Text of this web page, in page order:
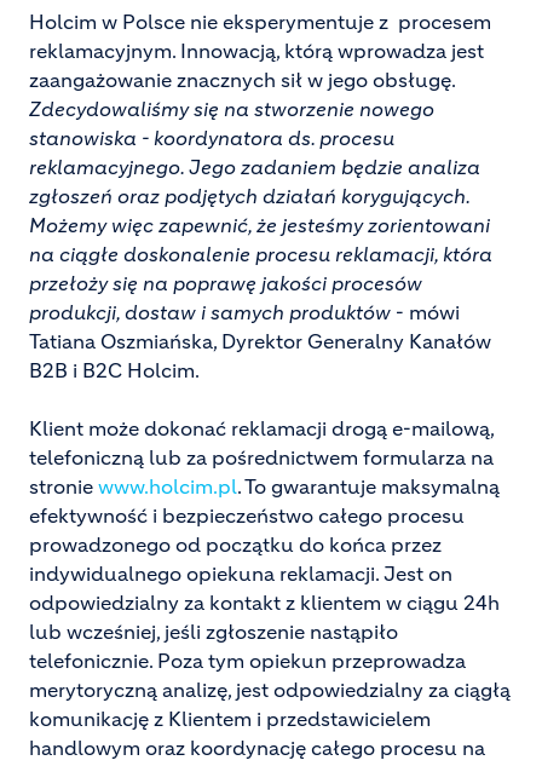
Holcim w Polsce nie eksperymentuje z procesem
reklamacyjnym. Innowacją, którą wprowadza jest
zaangażowanie znacznych sił w jego obsługę.
Zdecydowaliśmy się na stworzenie nowego
stanowiska - koordynatora ds. procesu
reklamacyjnego. Jego zadaniem będzie analiza
zgłoszeń oraz podjętych działań korygujących.
Możemy więc zapewnić, że jesteśmy zorientowani
na ciągłe doskonalenie procesu reklamacji, która
przełoży się na poprawę jakości procesów
produkcji, dostaw i samych produktów - mówi
Tatiana Oszmiańska, Dyrektor Generalny Kanałów
B2B i B2C Holcim.
Klient może dokonać reklamacji drogą e-mailową,
telefoniczną lub za pośrednictwem formularza na
stronie www.holcim.pl. To gwarantuje maksymalną
efektywność i bezpieczeństwo całego procesu
prowadzonego od początku do końca przez
indywidualnego opiekuna reklamacji. Jest on
odpowiedzialny za kontakt z klientem w ciągu 24h
lub wcześniej, jeśli zgłoszenie nastąpiło
telefonicznie. Poza tym opiekun przeprowadza
merytoryczną analizę, jest odpowiedzialny za ciągłą
komunikację z Klientem i przedstawicielem
handlowym oraz koordynację całego procesu na